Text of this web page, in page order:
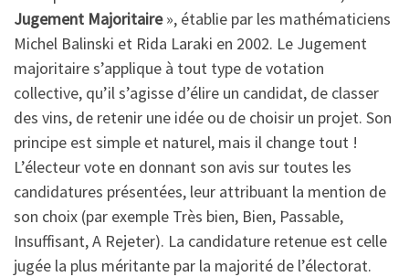
Jugement Majoritaire», établie par les mathématiciens
Michel Balinski et Rida Laraki en 2002. Le Jugement
majoritaire s’applique à tout type de votation
collective, qu’il s’agisse d’élire un candidat, de classer
des vins, de retenir une idée ou de choisir un projet. Son
principe est simple et naturel, mais il change tout !
L’électeur vote en donnant son avis sur toutes les
candidatures présentées, leur attribuant la mention de
son choix (par exemple Très bien, Bien, Passable,
Insuffisant, A Rejeter). La candidature retenue est celle
jugée la plus méritante par la majorité de l’électorat.